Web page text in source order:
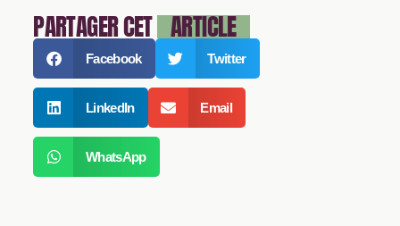
PARTAGER CET ARTICLE
Facebook Twitter
LinkedIn Email
WhatsApp